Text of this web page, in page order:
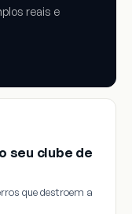
reais e
seu clube de
que destroem a